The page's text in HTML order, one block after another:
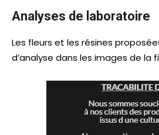
Analyses de laboratoire
Les fleurs et les résines
d’analyse dans les images de la